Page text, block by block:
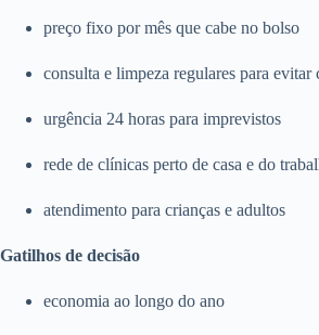
preço fixo por mês que cabe no bolso
consulta e limpeza regulares para evitar
urgência 24 horas para imprevistos
rede de clínicas perto de casa e do
atendimento para crianças e adultos
Gatilhos de decisão
economia ao longo do ano